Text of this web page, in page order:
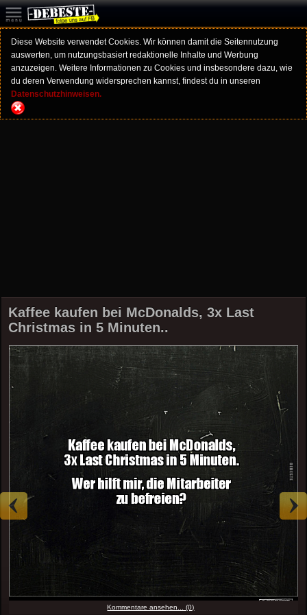
Diese Website verwendet Cookies. Wir können damit die Seitennutzung
auswerten, um nutzungsbasiert redaktionelle Inhalte und Werbung
anzuzeigen. Weitere Informationen zu Cookies und insbesondere dazu, wie
du deren Verwendung widersprechen kannst, findest du in unseren
Datenschutzhinweisen.
Kaffee kaufen bei McDonalds, 3x Last
Christmas in 5 Minuten..
Kommentare ansehen... (0)